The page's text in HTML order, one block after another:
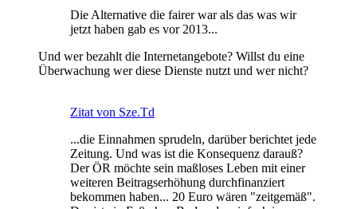
Die Alternative die fairer war als das was wir
jetzt haben gab es vor 2013...
Und wer bezahlt die Internetangebote? Willst du eine
Überwachung wer diese Dienste nutzt und wer nicht?
Zitat von Sze.Td
...die Einnahmen sprudeln, darüber berichtet jede
Zeitung. Und was ist die Konsequenz darauß?
Der ÖR möchte sein maßloses Leben mit einer
weiteren Beitragserhöhung durchfinanziert
bekommen haben... 20 Euro wären "zeitgemäß".